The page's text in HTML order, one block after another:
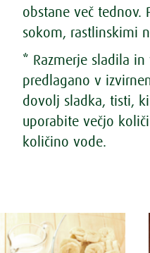
obstane več tednov.
sokom, rastlinskimi
* Razmerje sladila
predlagano v
dovolj sladka, tisti,
uporabite večjo
količino vode.